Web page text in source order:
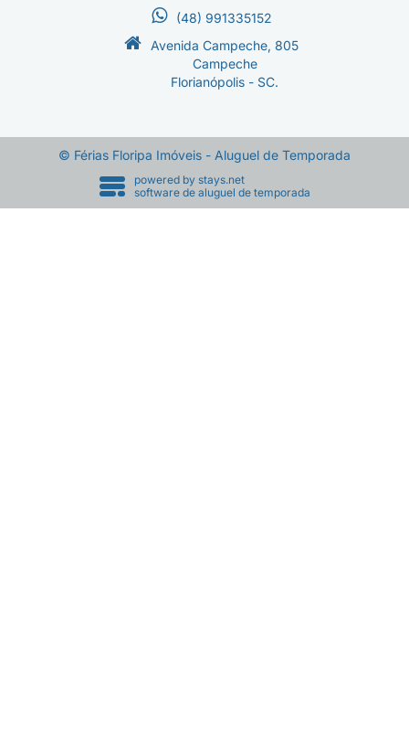
(48) 991335152
Avenida Campeche, 805
Campeche
Florianópolis - SC.
© Férias Floripa Imóveis - Aluguel de Temporada
powered by stays.net
software de aluguel de temporada